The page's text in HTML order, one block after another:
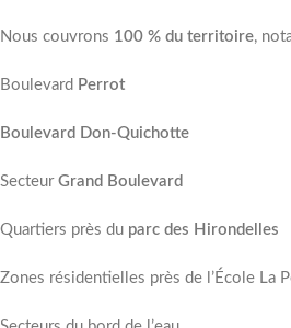
Nous couvrons 100 % du territoire,
Boulevard Perrot
Boulevard Don-Quichotte
Secteur Grand Boulevard
Quartiers près du parc des Hirondelles
Zones résidentielles près de l’École La